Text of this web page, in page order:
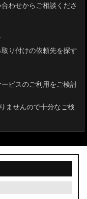
わせからご相談くださ
り付けの依頼先を探す
ビスのご利用をご検討
ませんので十分なご検